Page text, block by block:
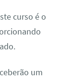
curso é o
um